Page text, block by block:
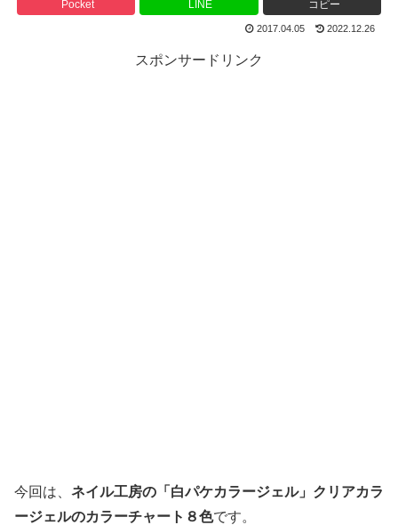
Pocket LINE コピー
2017.04.05 2022.12.26
スポンサードリンク
今回は、 ネイル工房の「白パケカラージェル」クリアカラ
ージェルのカラーチャート８色です。